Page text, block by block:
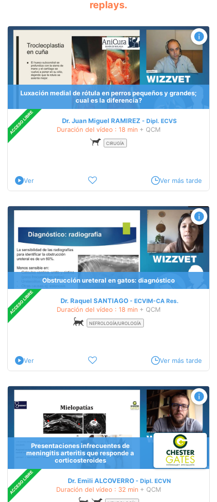
replays.
Luxación medial de rótula en perros pequeños y grandes;
cual es la diferencia?
Dr. Juan Miguel RAMIREZ Dipl. ECVS
Duración del vídeo : 18 min + QCM
CIRUGÍA
Ver Ver más tarde
Obstrucción ureteral en gatos: diagnóstico
Dr. Raquel SANTIAGO ECVIM-CARes.
Duración del vídeo : 18 min + QCM
NEFROLOGÍA/UROLOGÍA
Ver Ver más tarde
Presentaciones infrecuentes de
meningitis arteritis que responde a
corticosteroides
Dr. Emili ALCOVERRO Dipl. ECVN
Duración del vídeo : 32 min + QCM